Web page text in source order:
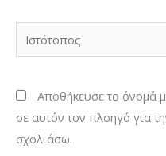
Ιστότοπος
Αποθήκευσε το όνομά
σε αυτόν τον πλοηγό για
σχολιάσω.